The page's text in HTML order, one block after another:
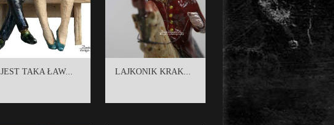
JEST TAKA ŁAW... LAJKONIK KRAK...